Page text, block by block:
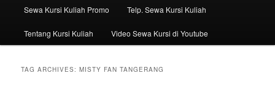
Sewa Kursi Kuliah Promo Telp. Sewa Kursi Kuliah
Tentang Kursi Kuliah Video Sewa Kursi di Youtube
TAG ARCHIVES:MISTY FAN TANGERANG